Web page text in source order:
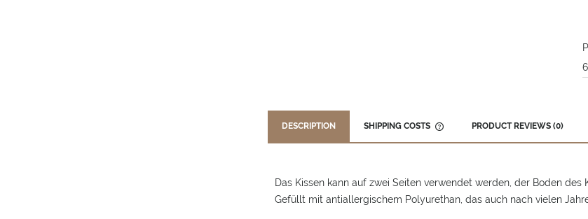
DESCRIPTION SHIPPING COSTS
POSSIBLE PAYMENT COSTS
PRODUCT REVIEWS (0)
Das Kissen kann auf zwei Seiten verwendet werden, der Boden
Gefüllt mit antiallergischem Polyurethan, das auch nach vielen